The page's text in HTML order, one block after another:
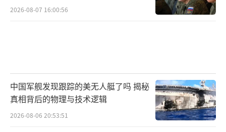
2026-08-07 16:00:56
中国军舰发现跟踪的美无人艇了吗 揭秘
真相背后的物理与技术逻辑
2026-08-06 20:53:51